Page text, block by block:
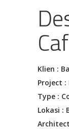
Klien :
Project :
Type :
Lokasi :